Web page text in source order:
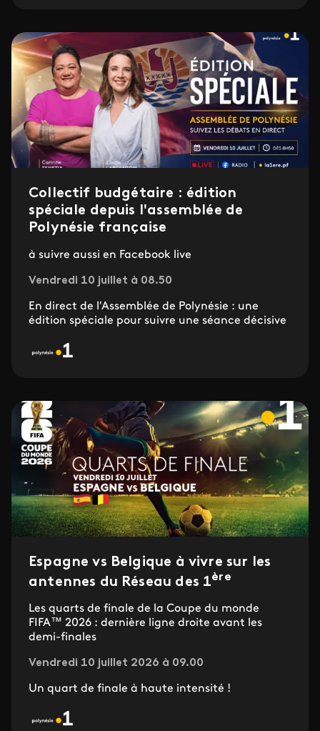
Collectif budgétaire : édition
spéciale depuis l'assemblée de
Polynésie française
à suivre aussi en Facebook live
Vendredi 10 juillet à 08.50
En direct de l'Assemblée de Polynésie : une
édition spéciale pour suivre une séance décisive
Espagne vs Belgique à vivre sur les
antennes du Réseau des 1ère
Les quarts de finale de la Coupe du monde
FIFA™ 2026 : dernière ligne droite avant les
demi-finales
Vendredi 10 juillet 2026 à 09.00
Un quart de finale à haute intensité !